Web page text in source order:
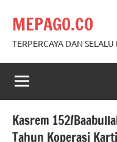
content
MEPAGO.CO
TERPERCAYA DAN SELALU
Kasrem 152/
Tahun Koperasi